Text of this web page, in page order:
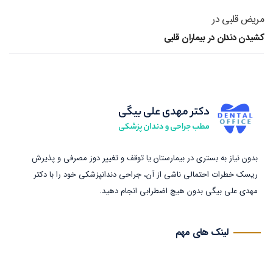
مریض قلبی در
کشیدن دندان در بیماران قلبی
بدون نیاز به بستری در بیمارستان یا توقف و تغییر دوز مصرفی و پذیرش
ریسک خطرات احتمالی ناشی از آن، جراحی دندانپزشکی خود را با دکتر
مهدی علی بیگی بدون هیچ اضطرابی انجام دهید.
لینک های مهم